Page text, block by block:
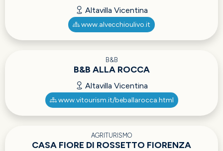
Altavilla Vicentina
www.alvecchioulivo.it
B&B
B&B ALLA ROCCA
Altavilla Vicentina
www.vitourism.it/beballarocca.html
AGRITURISMO
CASA FIORE DI ROSSETTO FIORENZA